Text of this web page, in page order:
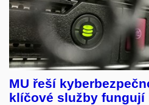
MU řeší
klíčové služby fungují